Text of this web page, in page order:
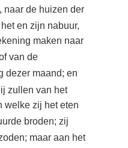
naar de huizen der
en zijn nabuur,
maken naar
van de
dezer maand; en
zullen van het
welke zij het eten
broden; zij
maar aan het